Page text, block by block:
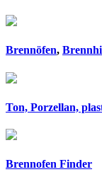
Brennöfen,
Ton, Porzellan,
Brennofen Finder